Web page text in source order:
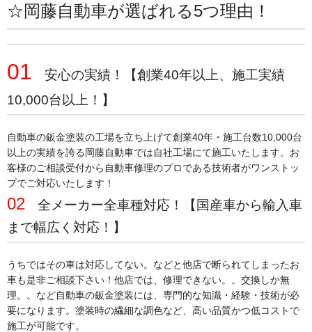
☆岡藤自動車が選ばれる5つ理由！
01
安心の実績！【創業40年以上、施工実績
10,000台以上！】
自動車の鈑金塗装の工場を立ち上げて創業40年・施工台数10,000台
以上の実績を誇る岡藤自動車では自社工場にて施工いたします。お
客様のご相談受付から自動車修理のプロである技術者がワンストッ
プでご対応いたします！
02
全メーカー全車種対応！【国産車から輸入車
まで幅広く対応！】
うちではその車は対応してない。などと他店で断られてしまったお
車も是非ご相談下さい！他店では、修理できない。。交換しか無
理。。など自動車の鈑金塗装には、専門的な知識・経験・技術が必
要になります。塗装時の繊細な調色など、高い品質かつ低コストで
施工が可能です。